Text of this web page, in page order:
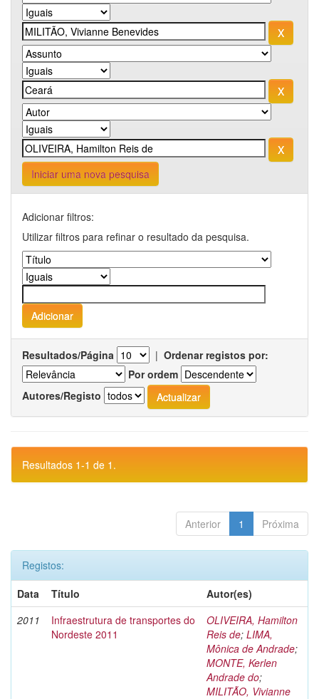
Iniciar uma nova pesquisa
Adicionar filtros:
Utilizar filtros para refinar o resultado da pesquisa.
Resultados/Página | Ordenar registos por:
Por ordem
Autores/Registo
Resultados 1-1 de 1.
Anterior 1 Próxima
Registos:
Data
Título
Autor(es)
2011
Infraestrutura de transportes do
Nordeste 2011
OLIVEIRA, Hamilton
Reis de; LIMA,
Mônica de Andrade;
MONTE, Kerlen
Andrade do;
MILITÃO, Vivianne